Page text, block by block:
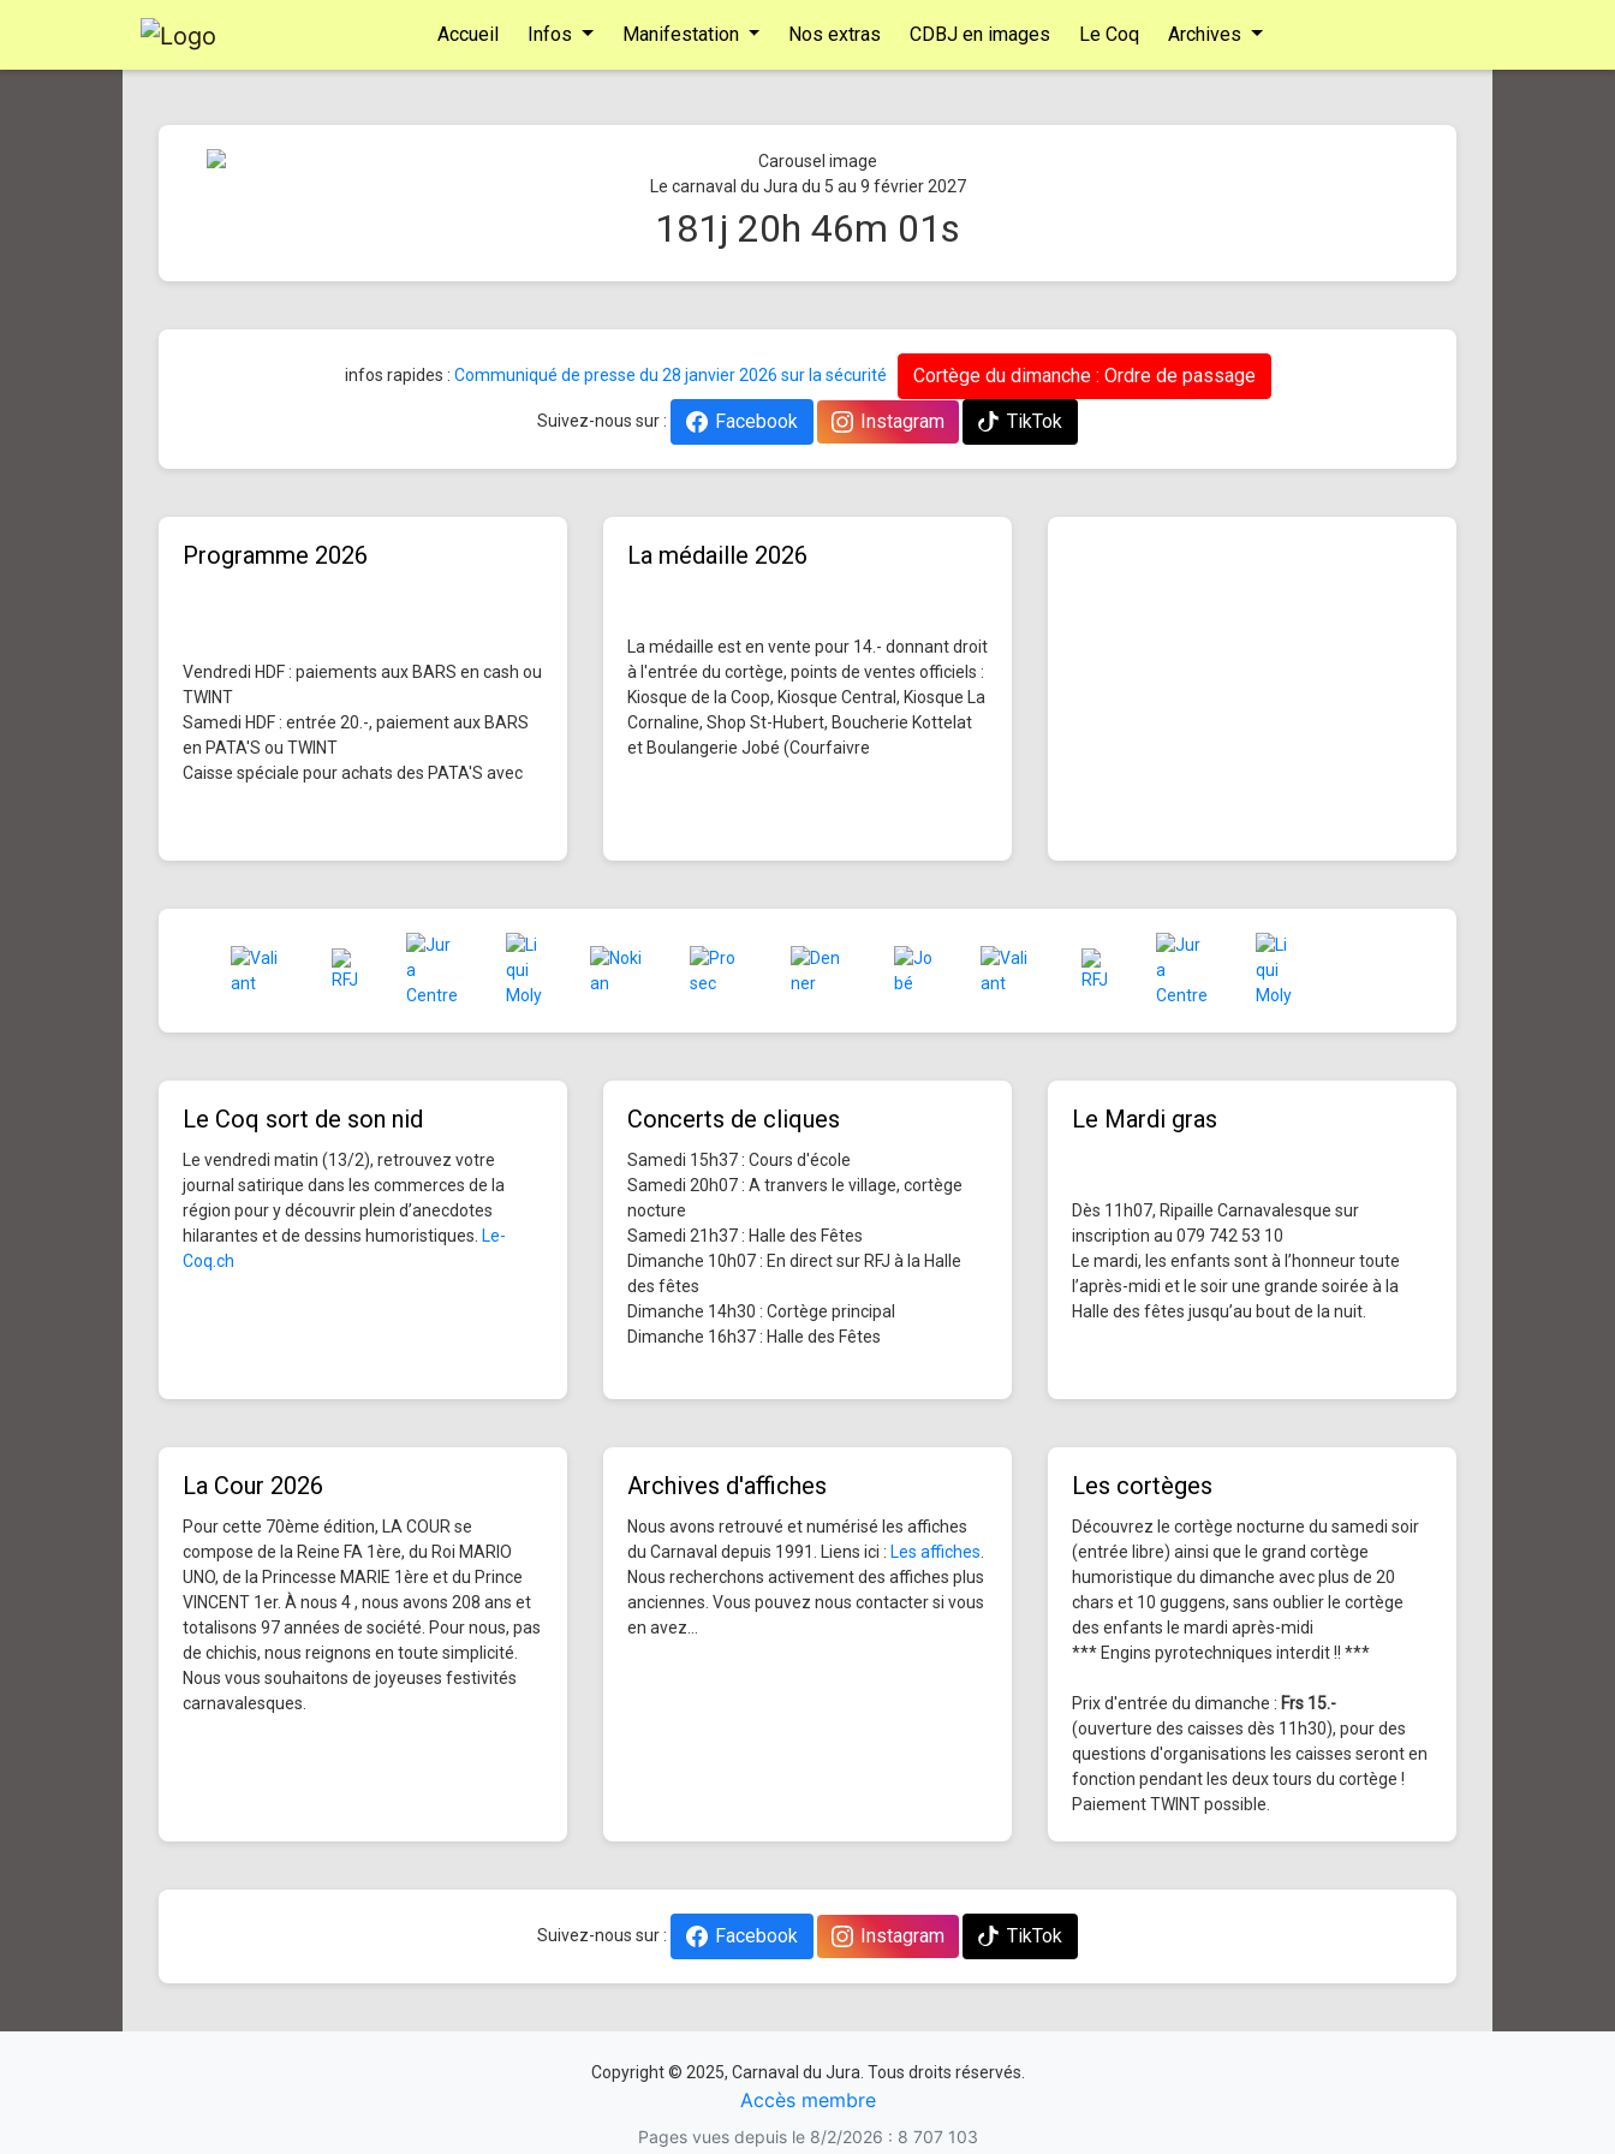
Accueil Infos Manifestation Nos extras CDBJ en images Le Coq Archives
Le carnaval du Jura du 5 au 9 février 2027
181 j 20h 46m 00s
infos rapides : Communiqué de presse du 28 janvier 2026 sur la sécurité Cortège du dimanche : Ordre de passage
Suivez-nous sur : Facebook Instagram TikTok
Programme 2026
Vendredi HDF : paiements aux BARS en cash ou
TWINT
Samedi HDF : entrée 20.-, paiement aux BARS
en PATA'S ou TWINT
Caisse spéciale pour achats des PATA'S avec
La médaille 2026
La médaille est en vente pour 14.- donnant droit
à l'entrée du cortège, points de ventes officiels :
Kiosque de la Coop, Kiosque Central, Kiosque La
Cornaline, Shop St-Hubert, Boucherie Kottelat
et Boulangerie Jobé (Courfaivre
Le Coq sort de son nid
Le vendredi matin (13/2), retrouvez votre
journal satirique dans les commerces de la
région pour y découvrir plein d’anecdotes
hilarantes et de dessins humoristiques. Le-
Coq.ch
Concerts de cliques
Samedi 15h37 : Cours d'école
Samedi 20h07 : A tranvers le village, cortège
nocture
Samedi 21h37 : Halle des Fêtes
Dimanche 10h07 : En direct sur RFJ à la Halle
des fêtes
Dimanche 14h30 : Cortège principal
Dimanche 16h37 : Halle des Fêtes
Le Mardi gras
Dès 11h07, Ripaille Carnavalesque sur
inscription au 079 742 53 10
Le mardi, les enfants sont à l’honneur toute
l’après-midi et le soir une grande soirée à la
Halle des fêtes jusqu’au bout de la nuit.
La Cour 2026
Pour cette 70ème édition, LA COUR se
compose de la Reine FA 1ère, du Roi MARIO
UNO, de la Princesse MARIE 1ère et du Prince
VINCENT 1er. À nous 4 , nous avons 208 ans et
totalisons 97 années de société. Pour nous, pas
de chichis, nous reignons en toute simplicité.
Nous vous souhaitons de joyeuses festivités
carnavalesques.
Archives d'affiches
Nous avons retrouvé et numérisé les affiches
du Carnaval depuis 1991. Liens ici : Les affiches
Nous recherchons activement des affiches plus
anciennes. Vous pouvez nous contacter si vous
en avez...
Les cortèges
Découvrez le cortège nocturne du samedi soir
(entrée libre) ainsi que le grand cortège
humoristique du dimanche avec plus de 20
chars et 10 guggens, sans oublier le cortège
des enfants le mardi après-midi
*** Engins pyrotechniques interdit !! ***
Prix d'entrée du dimanche : Frs 15.-
(ouverture des caisses dès 11h30), pour des
questions d'organisations les caisses seront en
fonction pendant les deux tours du cortège !
Paiement TWINT possible.
Suivez-nous sur : Facebook Instagram TikTok
Copyright © 2025, Carnaval du Jura. Tous droits réservés.
Accès membre
Pages vues depuis le 8/2/2026 : 8 707 103